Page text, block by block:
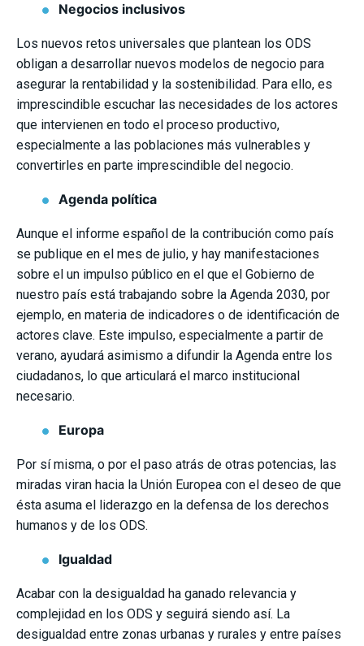
Negocios inclusivos
Los nuevos retos universales que plantean los ODS
obligan a desarrollar nuevos modelos de negocio para
asegurar la rentabilidad y la sostenibilidad. Para ello, es
imprescindible escuchar las necesidades de los actores
que intervienen en todo el proceso productivo,
especialmente a las poblaciones más vulnerables y
convertirles en parte imprescindible del negocio.
Agenda política
Aunque el informe español de la contribución como país
se publique en el mes de julio, y hay manifestaciones
sobre el un impulso público en el que el Gobierno de
nuestro país está trabajando sobre la Agenda 2030, por
ejemplo, en materia de indicadores o de identificación de
actores clave. Este impulso, especialmente a partir de
verano, ayudará asimismo a difundir la Agenda entre los
ciudadanos, lo que articulará el marco institucional
necesario.
Europa
Por sí misma, o por el paso atrás de otras potencias, las
miradas viran hacia la Unión Europea con el deseo de que
ésta asuma el liderazgo en la defensa de los derechos
humanos y de los ODS.
Igualdad
Acabar con la desigualdad ha ganado relevancia y
complejidad en los ODS y seguirá siendo así. La
desigualdad entre zonas urbanas y rurales y entre países